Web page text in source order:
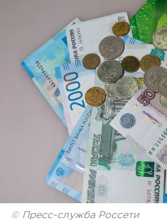
© Пресс-служба Россети